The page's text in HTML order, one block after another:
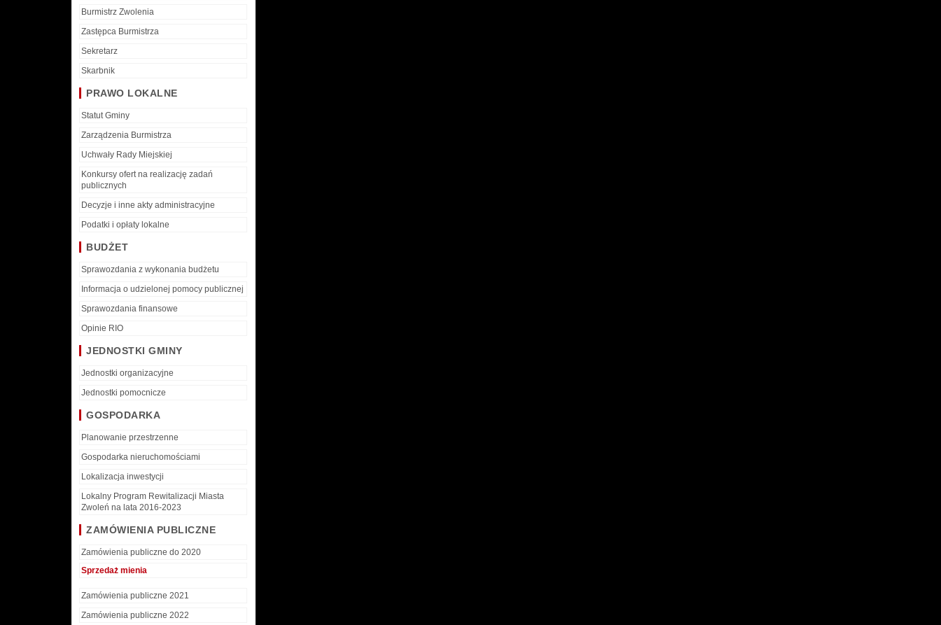
Burmistrz Zwolenia
Zastępca Burmistrza
Sekretarz
Skarbnik
PRAWO LOKALNE
Statut Gminy
Zarządzenia Burmistrza
Uchwały Rady Miejskiej
Konkursy ofert na realizację zadań
publicznych
Decyzje i inne akty administracyjne
Podatki i opłaty lokalne
BUDŻET
Sprawozdania z wykonania budżetu
Informacja o udzielonej pomocy publicznej
Sprawozdania finansowe
Opinie RIO
JEDNOSTKI GMINY
Jednostki organizacyjne
Jednostki pomocnicze
GOSPODARKA
Planowanie przestrzenne
Gospodarka nieruchomościami
Lokalizacja inwestycji
Lokalny Program Rewitalizacji Miasta
Zwoleń na lata 2016-2023
ZAMÓWIENIA PUBLICZNE
Zamówienia publiczne do 2020
Sprzedaż mienia
Zamówienia publiczne 2021
Zamówienia publiczne 2022